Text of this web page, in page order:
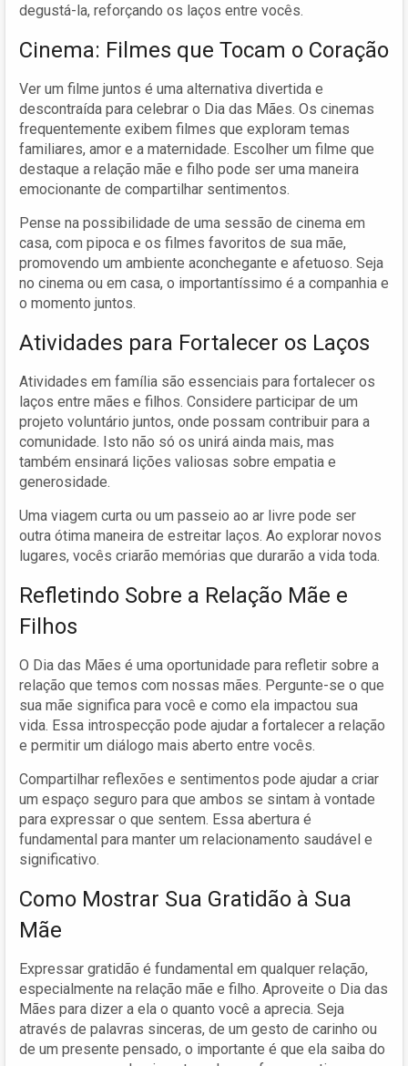
degustá-la, reforçando os laços entre vocês.
Cinema: Filmes que Tocam o Coração
Ver um filme juntos é uma alternativa divertida e
descontraída para celebrar o Dia das Mães. Os cinemas
frequentemente exibem filmes que exploram temas
familiares, amor e a maternidade. Escolher um filme que
destaque a relação mãe e filho pode ser uma maneira
emocionante de compartilhar sentimentos.
Pense na possibilidade de uma sessão de cinema em
casa, com pipoca e os filmes favoritos de sua mãe,
promovendo um ambiente aconchegante e afetuoso. Seja
no cinema ou em casa, o importantíssimo é a companhia e
o momento juntos.
Atividades para Fortalecer os Laços
Atividades em família são essenciais para fortalecer os
laços entre mães e filhos. Considere participar de um
projeto voluntário juntos, onde possam contribuir para a
comunidade. Isto não só os unirá ainda mais, mas
também ensinará lições valiosas sobre empatia e
generosidade.
Uma viagem curta ou um passeio ao ar livre pode ser
outra ótima maneira de estreitar laços. Ao explorar novos
lugares, vocês criarão memórias que durarão a vida toda.
Refletindo Sobre a Relação Mãe e
Filhos
O Dia das Mães é uma oportunidade para refletir sobre a
relação que temos com nossas mães. Pergunte-se o que
sua mãe significa para você e como ela impactou sua
vida. Essa introspecção pode ajudar a fortalecer a relação
e permitir um diálogo mais aberto entre vocês.
Compartilhar reflexões e sentimentos pode ajudar a criar
um espaço seguro para que ambos se sintam à vontade
para expressar o que sentem. Essa abertura é
fundamental para manter um relacionamento saudável e
significativo.
Como Mostrar Sua Gratidão à Sua
Mãe
Expressar gratidão é fundamental em qualquer relação,
especialmente na relação mãe e filho. Aproveite o Dia das
Mães para dizer a ela o quanto você a aprecia. Seja
através de palavras sinceras, de um gesto de carinho ou
de um presente pensado, o importante é que ela saiba do